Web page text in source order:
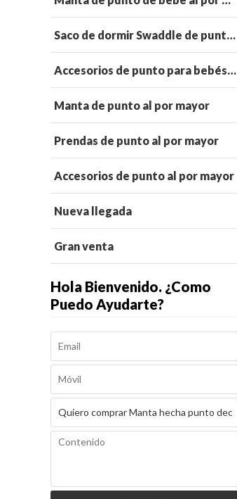
Saco de dormir Swaddle de punto para bebé al por mayor
Accesorios de punto para bebés al por mayor
Manta de punto al por mayor
Prendas de punto al por mayor
Accesorios de punto al por mayor
Nueva llegada
Gran venta
Hola Bienvenido. ¿Como
Puedo Ayudarte?